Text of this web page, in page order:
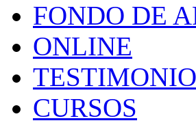
FONDO DE
ONLINE
CURSOS